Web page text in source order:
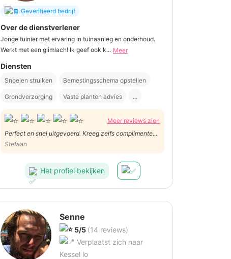
Geverifieerd bedrijf
Over de dienstverlener
Jonge tuinier met ervaring in tuinaanleg en onderhoud.
Werkt met een glimlach! Ik geef ook k... Meer
Diensten
Snoeien struiken Bemestingsschema opstellen
Grondverzorging Vaste planten advies ...
Meer reviews zien
Perfect en snel uitgevoerd. Kreeg zelfs complimenten
van de buren die de nieuwe schutting prachtig vonden.
Voor mij geen 5/5 maar 6/5 :)
Stefaan
Het profiel bekijken
Senne
5/5 (14 reviews)
Verplaatst zich naar
Kessel lo